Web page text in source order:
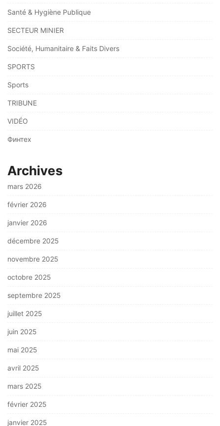
Santé & Hygiène Publique
SECTEUR MINIER
Société, Humanitaire & Faits Divers
SPORTS
Sports
TRIBUNE
VIDÉO
Финтех
Archives
mars 2026
février 2026
janvier 2026
décembre 2025
novembre 2025
octobre 2025
septembre 2025
juillet 2025
juin 2025
mai 2025
avril 2025
mars 2025
février 2025
janvier 2025